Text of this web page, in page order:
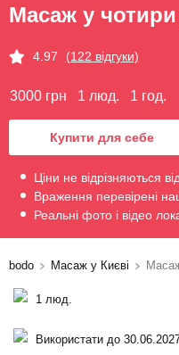
Масаж у чотири
4.97 (122 відгуки)
3000 грн 1 люд. 1 год.
Купити для себе
Ціни не відрізняються
Враження перевірені
Реальні фото і відео
bodo Масаж у Києві
1 люд.
Використати до